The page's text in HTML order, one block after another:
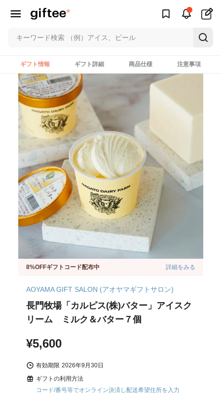
ギフト情報 ギフト詳細 商品仕様 注意事項
8%OFFギフトコード配布中 詳細をみる
AOYAMA GIFT SALON (アオヤマギフトサロン)
長門牧場「カルピス(株)バター」アイスク
リーム ミルク＆バター７個
¥5,600
有効期限 2026年9月30日
ギフトの利用方法
コード/番号等でオンライン決済し配送希望住所を入力